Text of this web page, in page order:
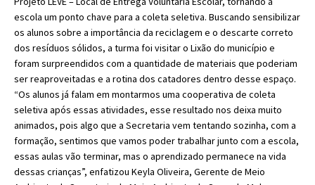
escola um ponto chave para a coleta seletiva. Buscando sensibilizar
os alunos sobre a importância da reciclagem e o descarte correto
dos resíduos sólidos, a turma foi visitar o Lixão do município e
foram surpreendidos com a quantidade de materiais que poderiam
ser reaproveitadas e a rotina dos catadores dentro desse espaço.
“Os alunos já falam em montarmos uma cooperativa de coleta
seletiva após essas atividades, esse resultado nos deixa muito
animados, pois algo que a Secretaria vem tentando sozinha, com a
formação, sentimos que vamos poder trabalhar junto com a escola,
essas aulas vão terminar, mas o aprendizado permanece na vida
dessas crianças”, enfatizou Keyla Oliveira, Gerente de Meio